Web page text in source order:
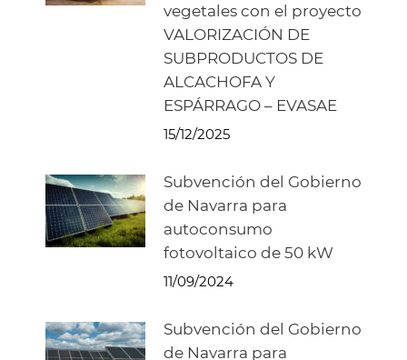
vegetales con el proyecto
VALORIZACIÓN DE
SUBPRODUCTOS DE
ALCACHOFA Y
ESPÁRRAGO – EVASAE
15/12/2025
Subvención del Gobierno
de Navarra para
autoconsumo
fotovoltaico de 50 kW
11/09/2024
Subvención del Gobierno
de Navarra para